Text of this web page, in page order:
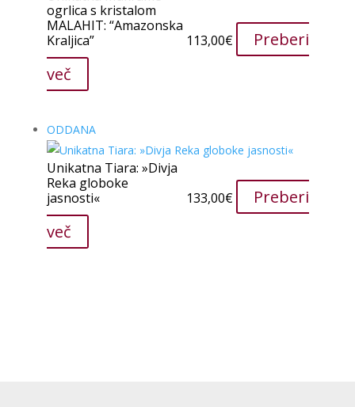
ogrlica s kristalom
MALAHIT: “Amazonska
Kraljica”
113,00€
Preberi
več
ODDANA
Unikatna Tiara: »Divja
Reka globoke
jasnosti«
133,00€
Preberi
več